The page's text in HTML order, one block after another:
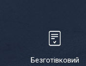
Безготівковий